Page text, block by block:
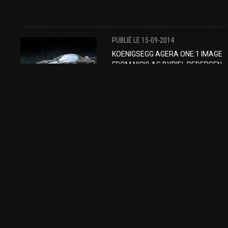
PUBLIÉ LE 15-09-2014
KOENIGSEGG AGERA ONE:1 IMAGE
FROM NICKLAS BYRIEL PEDERSEN
FOR SGM.
KOENIGSEGG
ONE:1
PHOTOGRAPHY
AGERA ONE
PUBLIÉ LE 19-04-2015
BLUE SAUDI BUGATTI VEYRON
GRAND SPORT IN DUBAI
BUGATTI VEYRON
UAE
SPOTTED
HYPERCAR
PUBLIÉ LE 11-02-2015
LAMBORGHINI GALLARDO SPYDER